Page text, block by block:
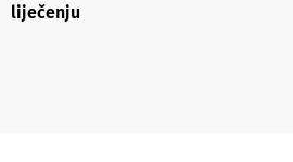
liječenju